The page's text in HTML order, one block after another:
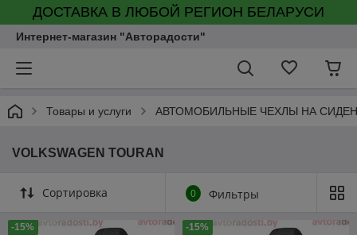
ДОСТАВКА В ЛЮБОЙ РЕГИОН БЕЛАРУСИ
Интернет-магазин "Авторадости"
Товары и услуги АВТОМОБИЛЬНЫЕ ЧЕХЛЫ НА
VOLKSWAGEN TOURAN
Сортировка 0 Фильтры
-15% -15%